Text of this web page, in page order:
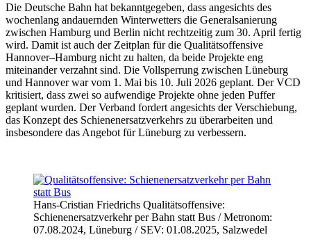
Die Deutsche Bahn hat bekanntgegeben, dass angesichts des
wochenlang andauernden Winterwetters die Generalsanierung
zwischen Hamburg und Berlin nicht rechtzeitig zum 30. April fertig
wird. Damit ist auch der Zeitplan für die Qualitätsoffensive
Hannover–Hamburg nicht zu halten, da beide Projekte eng
miteinander verzahnt sind. Die Vollsperrung zwischen Lüneburg
und Hannover war vom 1. Mai bis 10. Juli 2026 geplant. Der VCD
kritisiert, dass zwei so aufwendige Projekte ohne jeden Puffer
geplant wurden. Der Verband fordert angesichts der Verschiebung,
das Konzept des Schienenersatzverkehrs zu überarbeiten und
insbesondere das Angebot für Lüneburg zu verbessern.
Hans-Cristian Friedrichs Qualitätsoffensive:
Schienenersatzverkehr per Bahn statt Bus / Metronom:
07.08.2024, Lüneburg / SEV: 01.08.2025, Salzwedel